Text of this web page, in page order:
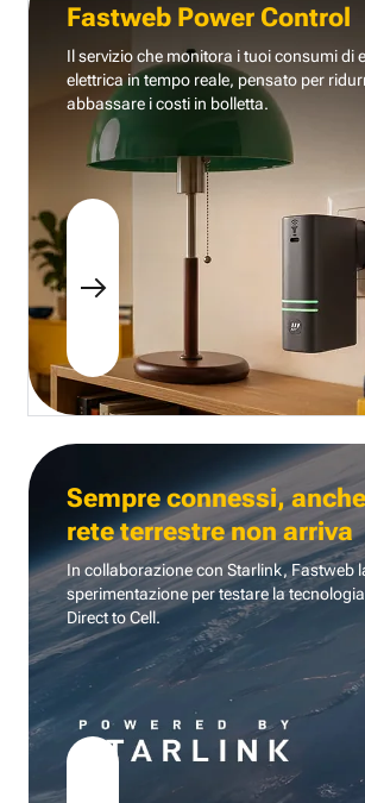
Fastweb Power Control
Il servizio che monitora i tuoi consumi di
elettrica in tempo reale, pensato per
abbassare i costi in bolletta.
Sempre connessi,
rete terrestre non arriva
In collaborazione con Starlink, Fastweb
sperimentazione per testare la tecnologia
Direct to Cell.